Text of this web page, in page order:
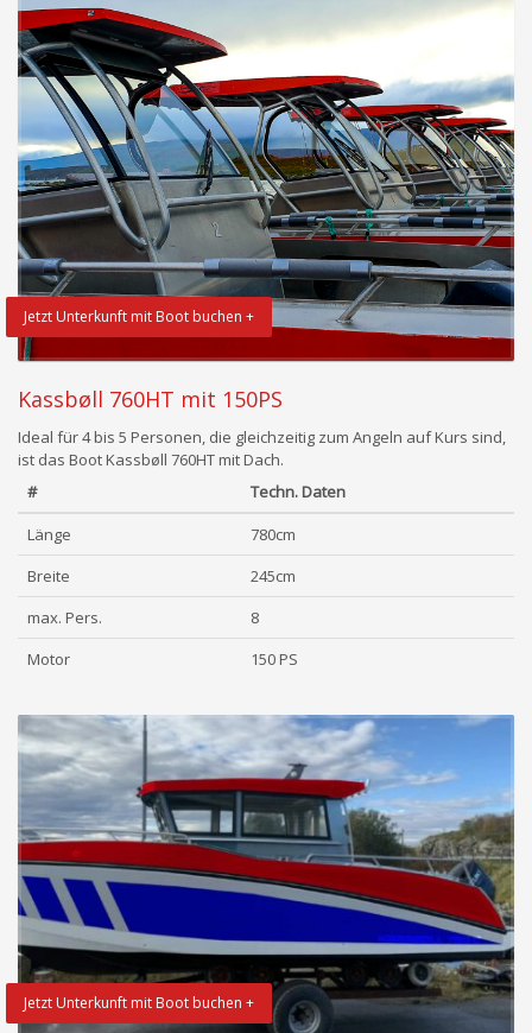
Jetzt Unterkunft mit Boot buchen +
Kassbøll 760HT mit 150PS
Ideal für 4 bis 5 Personen, die gleichzeitig zum Angeln auf Kurs sind,
ist das Boot Kassbøll 760HT mit Dach.
#
Techn. Daten
Länge
780cm
Breite
245cm
max. Pers.
8
Motor
150 PS
Jetzt Unterkunft mit Boot buchen +